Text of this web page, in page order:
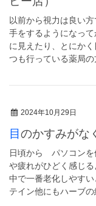
以前から視力は良い
手をするようになっ
に見えたり、とにか
つも行っている薬局
2024年10月29日
目のかすみが
日頃から パソコンを
や疲れがひどく感じ
中で一番老化しやす
テイン他にもハーブ